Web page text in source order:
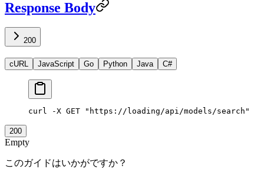
Response Body
200
cURL JavaScript Go Python Java C#
curl -X GET "https://loading/api/models/search"
200
Empty
このガイドはいかがですか？